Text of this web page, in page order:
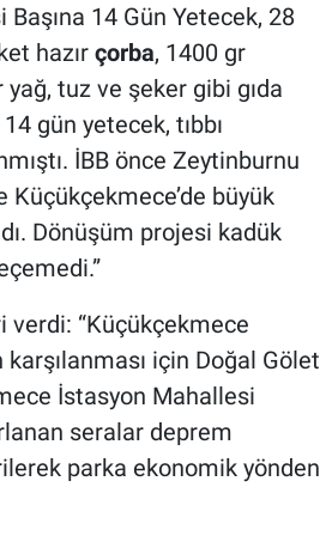
Başına 14 Gün Yetecek, 28
hazır çorba, 1400 gr
tuz ve şeker gibi gıda
gün yetecek, tıbbı
İBB önce Zeytinburnu
büyük
Dönüşüm projesi kadük
verdi: “Küçükçekmece
için Doğal Gölet
İstasyon Mahallesi
seralar deprem
parka ekonomik yönden